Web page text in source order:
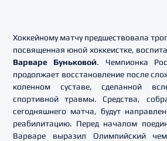
Хоккейному матчу предшествовала
посвященная юной хоккеистке,
Варваре Буньковой. Чемпионка
продолжает восстановление после
коленном суставе, сделанной
спортивной травмы. Средства,
сегодняшнего матча, будут
реабилитацию. Перед началом
Варваре выразил Олимпийский